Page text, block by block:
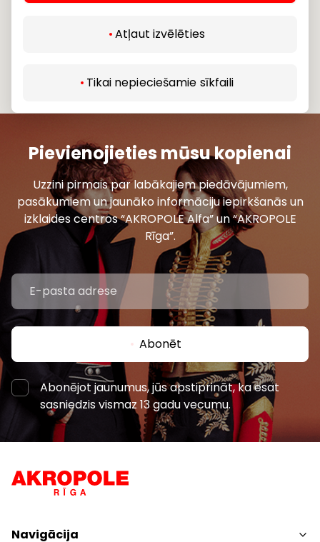
Atļaut izvēlēties
Tikai nepieciešamie sīkfaili
Pievienojieties mūsu kopienai
Uzzini pirmais par labākajiem piedāvājumiem,
pasākumiem un jaunāko informāciju iepirkšanās un
izklaides centros “AKROPOLE Alfa” un “AKROPOLE
Rīga”.
Abonēt
Abonējot jaunumus, jūs apstiprināt, ka esat
sasniedzis vismaz 13 gadu vecumu.
Navigācija